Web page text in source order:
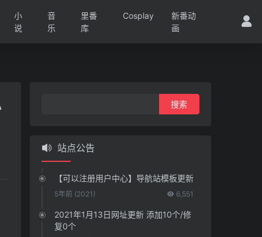
小
说
音
乐
里番
库
Cosplay
新番动
画
站点公告
【可以注册用户中心】导航站模板更新
5年前 (2021) 6,551
2021年1月13日网址更新 添加10个/修
复0个